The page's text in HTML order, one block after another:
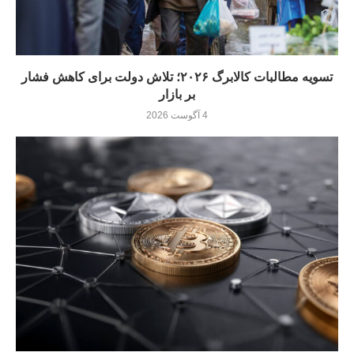
تسویه مطالبات کالابرگ ۲۰۲۶؛ تلاش دولت برای کاهش فشار
بر بازار
4 آگوست 2026